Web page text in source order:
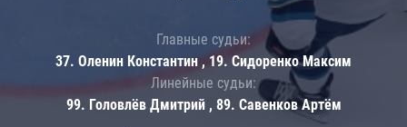
Главные судьи:
37. Оленин Константин , 19. Сидоренко Максим
Линейные судьи:
99. Головлёв Дмитрий , 89. Савенков Артём